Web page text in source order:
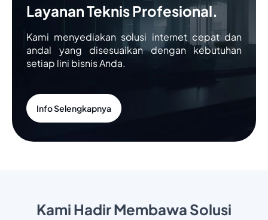
Layanan Teknis Profesional.
Kami menyediakan solusi internet cepat dan
andal yang disesuaikan dengan kebutuhan
setiap lini bisnis Anda.
Info Selengkapnya
Kami Hadir Membawa Solusi